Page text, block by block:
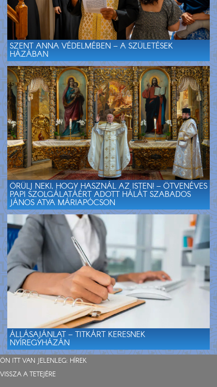
SZENT ANNA VÉDELMÉBEN – A SZÜLETÉSEK
HÁZÁBAN
ÖRÜLJ NEKI, HOGY HASZNÁL AZ ISTEN! – ÖTVENÉVES
PAPI SZOLGÁLATÁÉRT ADOTT HÁLÁT SZABADOS
JÁNOS ATYA MÁRIAPÓCSON
ÁLLÁSAJÁNLAT – TITKÁRT KERESNEK
NYÍREGYHÁZÁN
ÖN ITT VAN JELENLEG: HÍREK
VISSZA A TETEJÉRE